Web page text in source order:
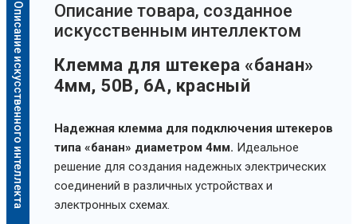
Описание искусственного интеллекта
Oписание товара, созданное
искусственным интеллектом
Клемма для штекера «банан»
4мм, 50В, 6А, красный
Надежная клемма для подключения штекеров
типа «банан» диаметром 4мм. Идеальное
решение для создания надежных электрических
соединений в различных устройствах и
электронных схемах.